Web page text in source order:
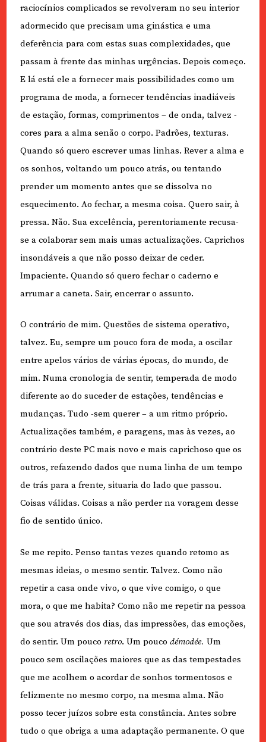
raciocínios complicados se revolveram no seu interior
adormecido que precisam uma ginástica e uma
deferência para com estas suas complexidades, que
passam à frente das minhas urgências. Depois começo.
E lá está ele a fornecer mais possibilidades como um
programa de moda, a fornecer tendências inadiáveis
de estação, formas, comprimentos – de onda, talvez -
cores para a alma senão o corpo. Padrões, texturas.
Quando só quero escrever umas linhas. Rever a alma e
os sonhos, voltando um pouco atrás, ou tentando
prender um momento antes que se dissolva no
esquecimento. Ao fechar, a mesma coisa. Quero sair, à
pressa. Não. Sua excelência, perentoriamente recusa-
se a colaborar sem mais umas actualizações. Caprichos
insondáveis a que não posso deixar de ceder.
Impaciente. Quando só quero fechar o caderno e
arrumar a caneta. Sair, encerrar o assunto.
O contrário de mim. Questões de sistema operativo,
talvez. Eu, sempre um pouco fora de moda, a oscilar
entre apelos vários de várias épocas, do mundo, de
mim. Numa cronologia de sentir, temperada de modo
diferente ao do suceder de estações, tendências e
mudanças. Tudo -sem querer – a um ritmo próprio.
Actualizações também, e paragens, mas às vezes, ao
contrário deste PC mais novo e mais caprichoso que os
outros, refazendo dados que numa linha de um tempo
de trás para a frente, situaria do lado que passou.
Coisas válidas. Coisas a não perder na voragem desse
fio de sentido único.
Se me repito. Penso tantas vezes quando retomo as
mesmas ideias, o mesmo sentir. Talvez. Como não
repetir a casa onde vivo, o que vive comigo, o que
mora, o que me habita? Como não me repetir na pessoa
que sou através dos dias, das impressões, das emoções,
do sentir. Um pouco retro. Um pouco démodée. Um
pouco sem oscilações maiores que as das tempestades
que me acolhem o acordar de sonhos tormentosos e
felizmente no mesmo corpo, na mesma alma. Não
posso tecer juízos sobre esta constância. Antes sobre
tudo o que obriga a uma adaptação permanente. O que